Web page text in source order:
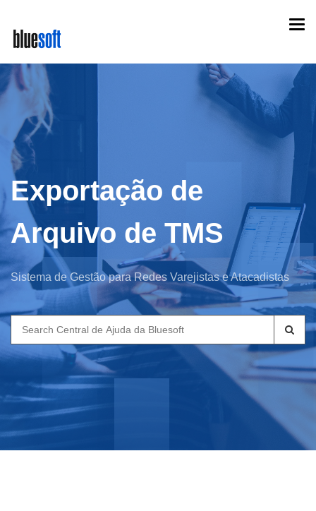
main
content
Exportação de
Arquivo de TMS
Sistema de Gestão para Redes Varejistas e Atacadistas
Search
for: